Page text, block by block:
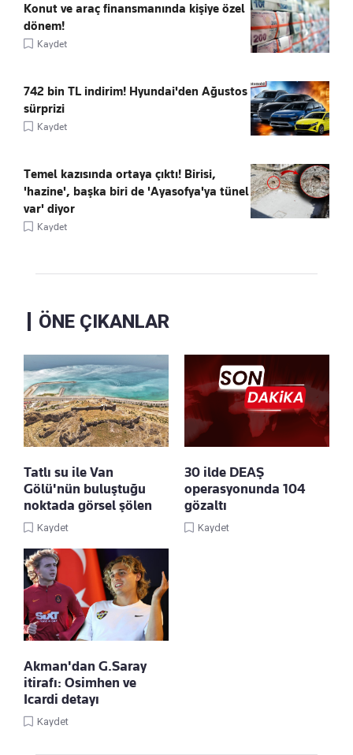
Konut ve araç finansmanında kişiye özel
dönem!
Kaydet
742 bin TL indirim! Hyundai'den Ağustos
sürprizi
Kaydet
Temel kazısında ortaya çıktı! Birisi,
'hazine', başka biri de 'Ayasofya'ya tünel
var' diyor
Kaydet
ÖNE ÇIKANLAR
Tatlı su ile Van
Gölü'nün buluştuğu
noktada görsel şölen
Kaydet
30 ilde DEAŞ
operasyonunda 104
gözaltı
Kaydet
Akman'dan G.Saray
itirafı: Osimhen ve
Icardi detayı
Kaydet